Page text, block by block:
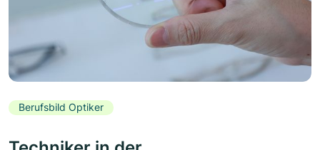
Berufsbild Optiker